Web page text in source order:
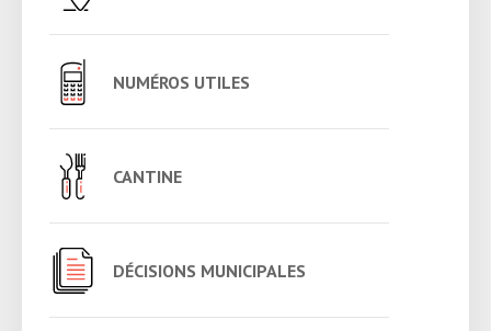
NUMÉROS UTILES
CANTINE
DÉCISIONS MUNICIPALES